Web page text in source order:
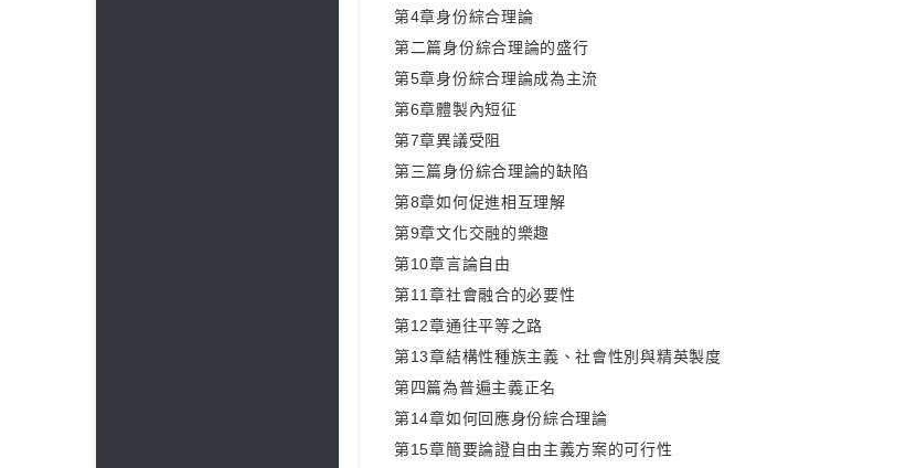
第4章身份綜合理論
第二篇身份綜合理論的盛行
第5章身份綜合理論成為主流
第6章體製內短征
第7章異議受阻
第三篇身份綜合理論的缺陷
第8章如何促進相互理解
第9章文化交融的樂趣
第10章言論自由
第11章社會融合的必要性
第12章通往平等之路
第13章結構性種族主義、社會性別與精英製度
第四篇為普遍主義正名
第14章如何回應身份綜合理論
第15章簡要論證自由主義方案的可行性